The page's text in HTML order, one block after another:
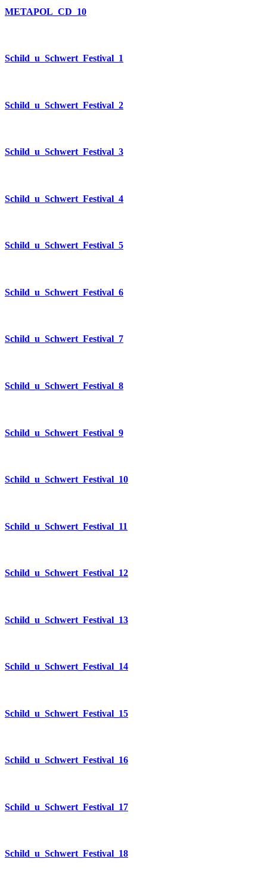
METAPOL_CD_10
Schild_u_Schwert_Festival_1
Schild_u_Schwert_Festival_2
Schild_u_Schwert_Festival_3
Schild_u_Schwert_Festival_4
Schild_u_Schwert_Festival_5
Schild_u_Schwert_Festival_6
Schild_u_Schwert_Festival_7
Schild_u_Schwert_Festival_8
Schild_u_Schwert_Festival_9
Schild_u_Schwert_Festival_10
Schild_u_Schwert_Festival_11
Schild_u_Schwert_Festival_12
Schild_u_Schwert_Festival_13
Schild_u_Schwert_Festival_14
Schild_u_Schwert_Festival_15
Schild_u_Schwert_Festival_16
Schild_u_Schwert_Festival_17
Schild_u_Schwert_Festival_18